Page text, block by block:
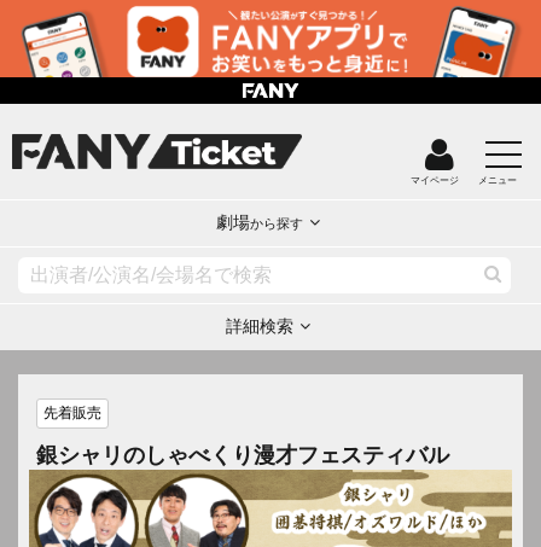
マイページ メニュー
劇場から探す
詳細検索
先着販売
銀シャリのしゃべくり漫才フェスティバル